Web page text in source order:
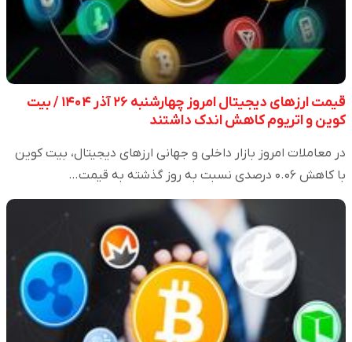
قیمت ارز‌های دیجیتال امروز چهارشنبه ۲۶ آذر ۱۴۰۴ / بیت
کوین و اتریوم کاهش اندک داشتند
در معاملات امروز بازار داخلی و جهانی ارزهای دیجیتال، بیت کوین
با کاهش ۰.۰۶ درصدی نسبت به روز گذشته به قیمت…